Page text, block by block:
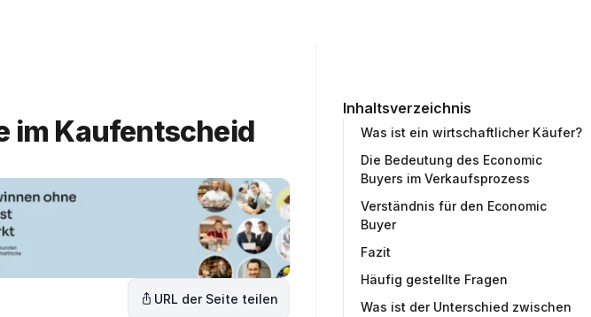
Inhaltsverzeichnis
Was ist ein wirtschaftlicher Käufer?
Die Bedeutung des Economic
Buyers im Verkaufsprozess
Verständnis für den Economic
Buyer
Fazit
Häufig gestellte Fragen
Was ist der Unterschied zwischen
im Kaufentscheid
URL der Seite teilen